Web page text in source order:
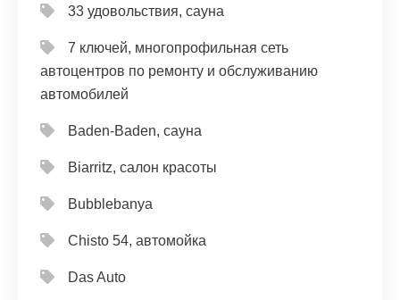
33 удовольствия, сауна
7 ключей, многопрофильная сеть
автоцентров по ремонту и обслуживанию
автомобилей
Baden-Baden, сауна
Biarritz, салон красоты
Bubblebanya
Chisto 54, автомойка
Das Auto